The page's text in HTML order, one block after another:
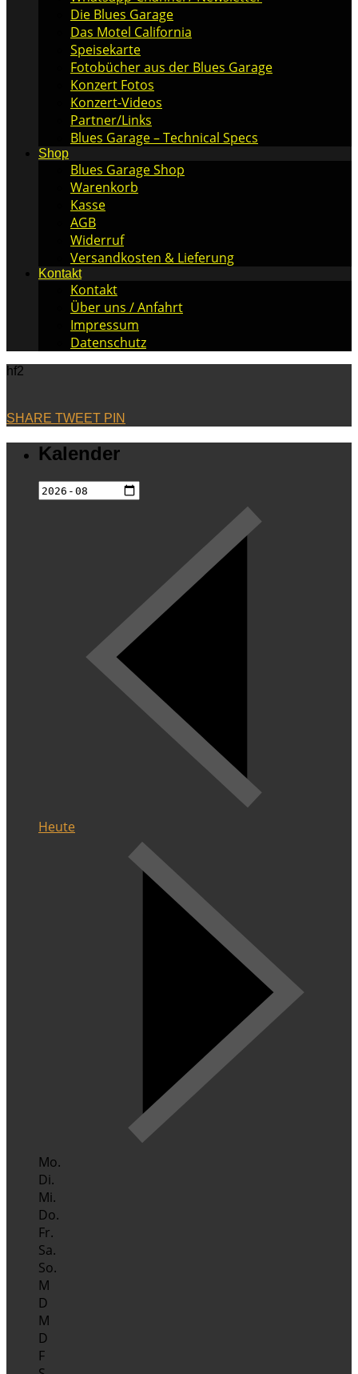
Die Blues Garage
Das Motel California
Speisekarte
Fotobücher aus der Blues Garage
Konzert Fotos
Konzert-Videos
Partner/Links
Blues Garage – Technical Specs
Shop
Blues Garage Shop
Warenkorb
Kasse
AGB
Widerruf
Versandkosten & Lieferung
Kontakt
Kontakt
Über uns / Anfahrt
Impressum
Datenschutz
hf2
SHARE TWEET PIN
Kalender
Heute
Mo.
Di.
Mi.
Do.
Fr.
Sa.
So.
M
D
M
D
F